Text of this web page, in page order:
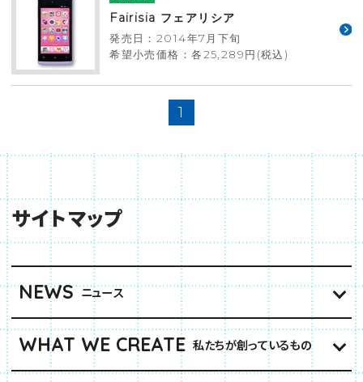
Fairisia フェアリシア
発売日：2014年7月下旬
希望小売価格：各25,289円(税込)
1
サイトマップ
NEWS ニュース
WHAT WE CREATE 私たちが創っているもの